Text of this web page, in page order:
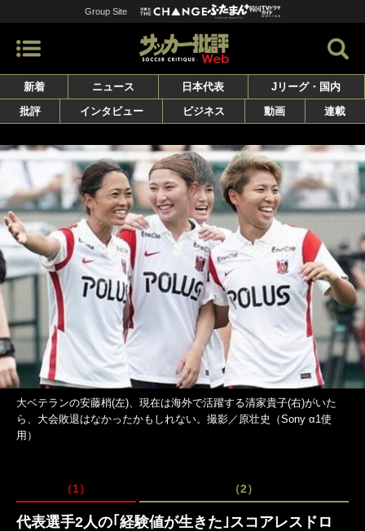
Group Site
新着 ニュース 日本代表
Jリーグ・国内
批評
インタビュー ビジネス 動画 連載
大ベテランの安藤梢(左)、現在は海外で活躍する清家貴子(右)がいた
ら、大会敗退はなかったかもしれない。撮影／原壮史（Sony α1使
用）
（1） （2）
代表選手2人の｢経験値が生きた｣スコアレスドロ